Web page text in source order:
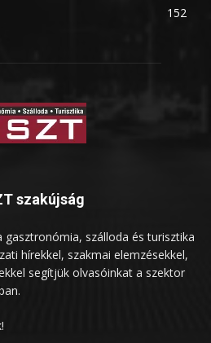
152
szakújság
gasztronómia, szálloda és turisztika
hírekkel, szakmai elemzésekkel,
segítjük olvasóinkat a szektor